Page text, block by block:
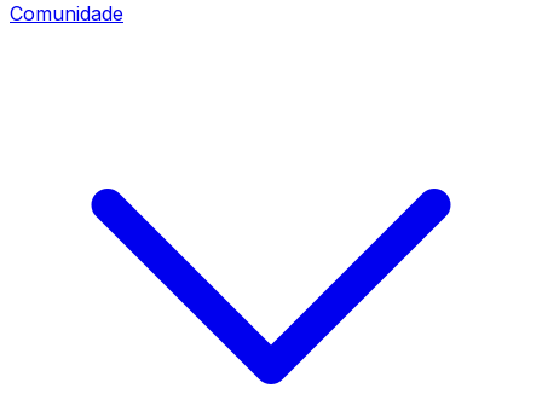
Comunidade